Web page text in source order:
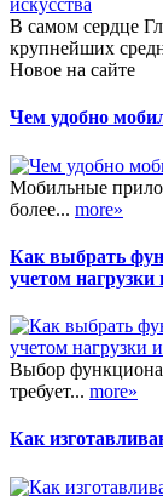
В самом сердце
крупнейших
Новое на сайте
Чем удобно
Мобильные
более... more»
Как выбрать
учетом нагрузки
Выбор
требует... more»
Как